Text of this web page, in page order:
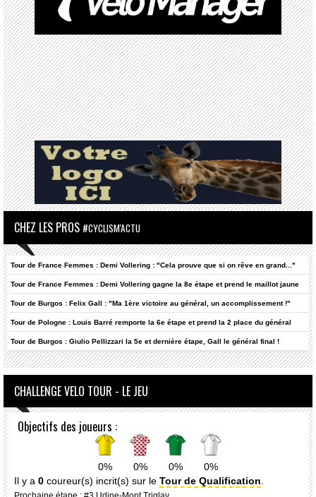
CHEZ LES PROS #CYCLISM'ACTU
Tour de France Femmes : Demi Vollering : "Cela prouve que si on rêve en grand..."
Tour de France Femmes : Demi Vollering gagne la 8e étape et prend le maillot jaune
Tour de Burgos : Felix Gall : "Ma 1ère victoire au général, un accomplissement !"
Tour de Pologne : Louis Barré remporte la 6e étape et prend la 2 place du général
Tour de Burgos : Giulio Pellizzari la 5e et dernière étape, Gall le général final !
CHALLENGE VELO TOUR - LE JEU
Objectifs des joueurs :
0% 0% 0%
0%
Il y a 0 coureur(s) incrit(s) sur le Tour de Qualification.